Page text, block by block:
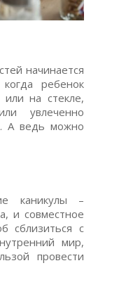
начинается
ребенок
или на стекле,
увлеченно
А ведь можно
каникулы –
и совместное
сблизиться с
мир,
провести